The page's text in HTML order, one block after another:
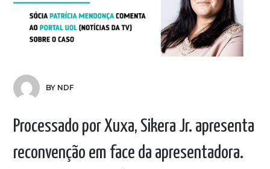
BY NDF
Processado por Xuxa, Sikera Jr. apresenta
reconvenção em face da apresentadora.